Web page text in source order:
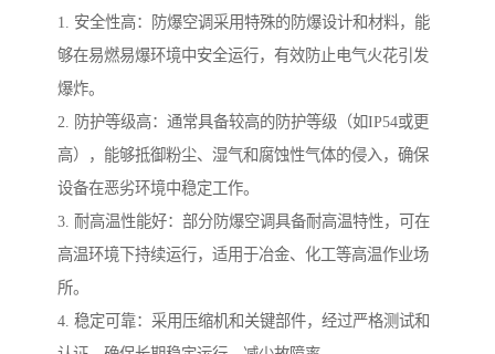
1. 安全性高：防爆空调采用特殊的防爆设计和材料，能
够在易燃易爆环境中安全运行，有效防止电气火花引发
爆炸。
2. 防护等级高：通常具备较高的防护等级（如IP54或更
高），能够抵御粉尘、湿气和腐蚀性气体的侵入，确保
设备在恶劣环境中稳定工作。
3. 耐高温性能好：部分防爆空调具备耐高温特性，可在
高温环境下持续运行，适用于冶金、化工等高温作业场
所。
4. 稳定可靠：采用压缩机和关键部件，经过严格测试和